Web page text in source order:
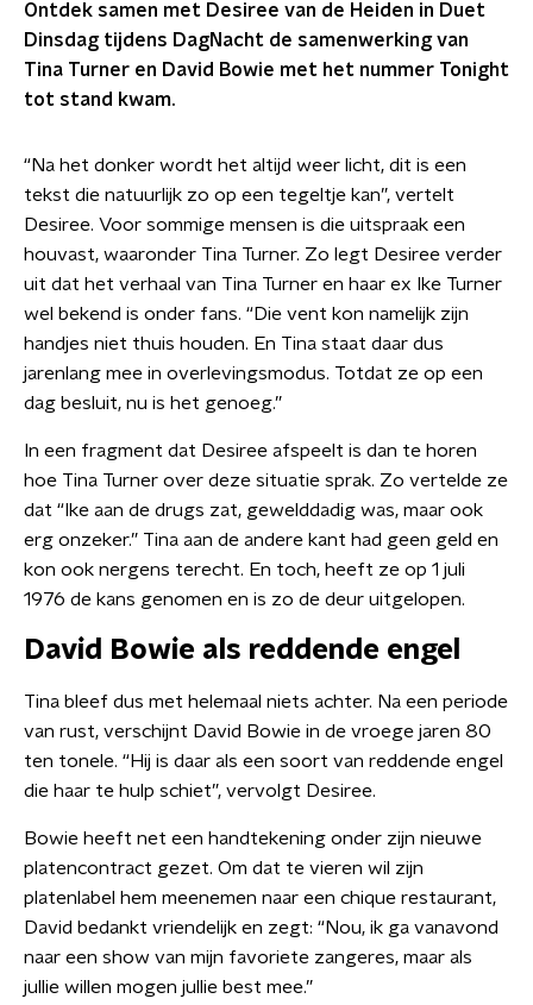
Ontdek samen met Desiree van de Heiden in Duet
Dinsdag tijdens DagNacht de samenwerking van
Tina Turner en David Bowie met het nummer Tonight
tot stand kwam.
“Na het donker wordt het altijd weer licht, dit is een
tekst die natuurlijk zo op een tegeltje kan”, vertelt
Desiree. Voor sommige mensen is die uitspraak een
houvast, waaronder Tina Turner. Zo legt Desiree verder
uit dat het verhaal van Tina Turner en haar ex Ike Turner
wel bekend is onder fans. “Die vent kon namelijk zijn
handjes niet thuis houden. En Tina staat daar dus
jarenlang mee in overlevingsmodus. Totdat ze op een
dag besluit, nu is het genoeg.”
In een fragment dat Desiree afspeelt is dan te horen
hoe Tina Turner over deze situatie sprak. Zo vertelde ze
dat “Ike aan de drugs zat, gewelddadig was, maar ook
erg onzeker.” Tina aan de andere kant had geen geld en
kon ook nergens terecht. En toch, heeft ze op 1 juli
1976 de kans genomen en is zo de deur uitgelopen.
David Bowie als reddende engel
Tina bleef dus met helemaal niets achter. Na een periode
van rust, verschijnt David Bowie in de vroege jaren 80
ten tonele. “Hij is daar als een soort van reddende engel
die haar te hulp schiet”, vervolgt Desiree.
Bowie heeft net een handtekening onder zijn nieuwe
platencontract gezet. Om dat te vieren wil zijn
platenlabel hem meenemen naar een chique restaurant,
David bedankt vriendelijk en zegt: “Nou, ik ga vanavond
naar een show van mijn favoriete zangeres, maar als
jullie willen mogen jullie best mee.”